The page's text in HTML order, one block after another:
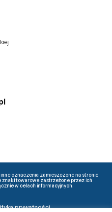
oznaczenia zamieszczone na stronie
towarowe zastrzeżone przez ich
w celach informacyjnych.
prywatności